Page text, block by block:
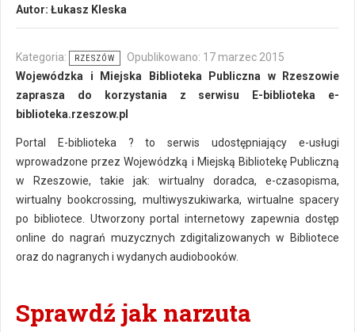
Autor: Łukasz Kleska
Kategoria: RZESZÓW
Opublikowano: 17 marzec 2015
Wojewódzka i Miejska Biblioteka Publiczna w Rzeszowie
zaprasza do korzystania z serwisu E-biblioteka e-
biblioteka.rzeszow.pl
Portal E-biblioteka ? to serwis udostępniający e-usługi
wprowadzone przez Wojewódzką i Miejską Bibliotekę Publiczną
w Rzeszowie, takie jak: wirtualny doradca, e-czasopisma,
wirtualny bookcrossing, multiwyszukiwarka, wirtualne spacery
po bibliotece. Utworzony portal internetowy zapewnia dostęp
online do nagrań muzycznych zdigitalizowanych w Bibliotece
oraz do nagranych i wydanych audiobooków.
Sprawdź jak narzuta